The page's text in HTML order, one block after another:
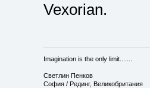
Vexorian.
Imagination is the only limit.......
Светлин Пенков
София / Рединг, Великобритания